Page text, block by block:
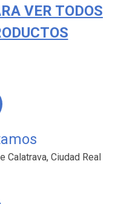
VER TODOS
Ciudad Real